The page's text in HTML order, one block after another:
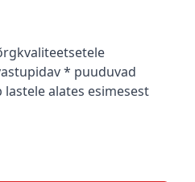
* puuduvad
alates esimesest